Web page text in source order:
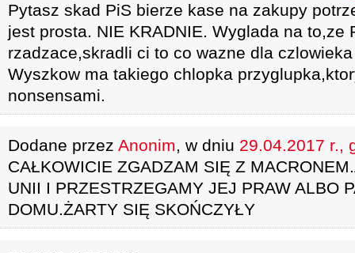
Pytasz skad PiS bierze kase na zakupy
jest prosta. NIE KRADNIE. Wyglada na to,ze
rzadzace,skradli ci to co wazne dla
Wyszkow ma takiego chlopka
nonsensami.
Dodane przez Anonim, w dniu 29.04.2017 r.,
CAŁKOWICIE ZGADZAM SIĘ Z
UNII I PRZESTRZEGAMY JEJ PRAW ALBO
DOMU.ŻARTY SIĘ SKOŃCZYŁY